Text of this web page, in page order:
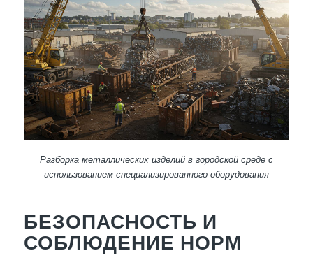
Разборка металлических изделий в городской среде с
использованием специализированного оборудования
БЕЗОПАСНОСТЬ И
СОБЛЮДЕНИЕ НОРМ